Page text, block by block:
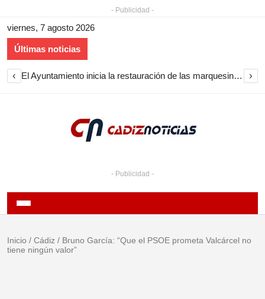
- Publicidad -
viernes, 7 agosto 2026
Últimas noticias
‹ El Ayuntamiento inicia la restauración de las marquesinas de Plaza Esteve para volver a instalarlas en el centro de Jerez ›
- Publicidad -
Inicio / Cádiz / Bruno García: “Que el PSOE prometa Valcárcel no
tiene ningún valor”